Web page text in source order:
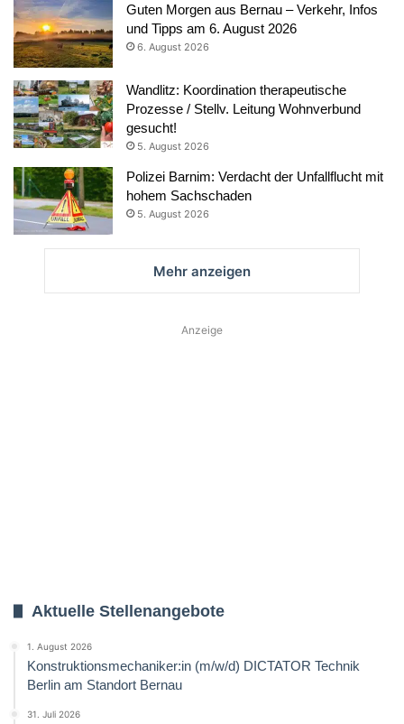
Guten Morgen aus Bernau – Verkehr, Infos
und Tipps am 6. August 2026
6. August 2026
Wandlitz: Koordination therapeutische
Prozesse / Stellv. Leitung Wohnverbund
gesucht!
5. August 2026
Polizei Barnim: Verdacht der Unfallflucht mit
hohem Sachschaden
5. August 2026
Mehr anzeigen
Anzeige
Aktuelle Stellenangebote
1. August 2026
Konstruktionsmechaniker:in (m/w/d) DICTATOR Technik
Berlin am Standort Bernau
31. Juli 2026